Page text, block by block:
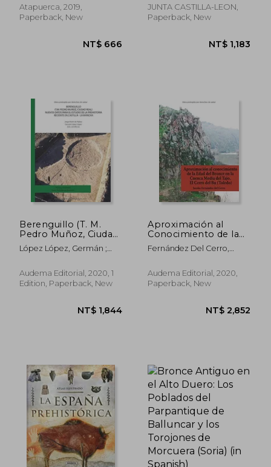
NT$ 1,250 NT$
Atapuerca, 2019,
Paperback, New
la prehistoria (in
Spanish)
JUNTA CASTILLA-LEON,
Paperback, New
Berenguillo (T. M.
Pedro Muñoz, Ciudad
Real)Nuevos Datos
Para el Estudio de la
en Castilla - la
Mancha (in Spanish)
López López, Germán ;
Audema Editorial, 2020, 1
Edition, Paperback, New
Aproximación al
Conocimiento de la
Edad del Bronce en la
Cuenca Media del
(Toledo) (in Spanish)
Fernández Del Cerro,
Audema Editorial, 2020,
Paperback, New